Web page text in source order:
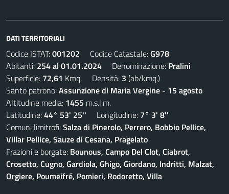
DATI TERRITORIALI
Codice ISTAT:001202 Codice Catastale:G978
Abitanti: 254 al 01.01.2024 Denominazione: Pralini
Superficie: 72,61 Kmq. Densità: 3 (ab/kmq.)
Santo patrono:Assunzione di Maria Vergine - 15 agosto
Altitudine media: 1455 m.s.l.m.
Latitudine:44° 53' 25'' Longitudine: 7° 3' 8''
Comuni limitrofi:Salza di Pinerolo, Perrero, Bobbio Pellice,
Villar Pellice, Sauze di Cesana, Pragelato
Frazioni e borgate: Bounous, Campo Del Clot, Ciabrot,
Crosetto, Cugno, Gardiola, Ghigo, Giordano, Indritti, Malzat,
Orgiere, Poumeifré, Pomieri, Rodoretto, Villa